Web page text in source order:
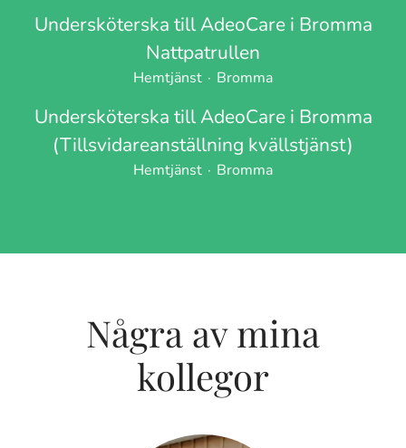
Undersköterska till AdeoCare i Bromma
Nattpatrullen
Hemtjänst · Bromma
Undersköterska till AdeoCare i Bromma
(Tillsvidareanställning kvällstjänst)
Hemtjänst · Bromma
Några av mina
kollegor